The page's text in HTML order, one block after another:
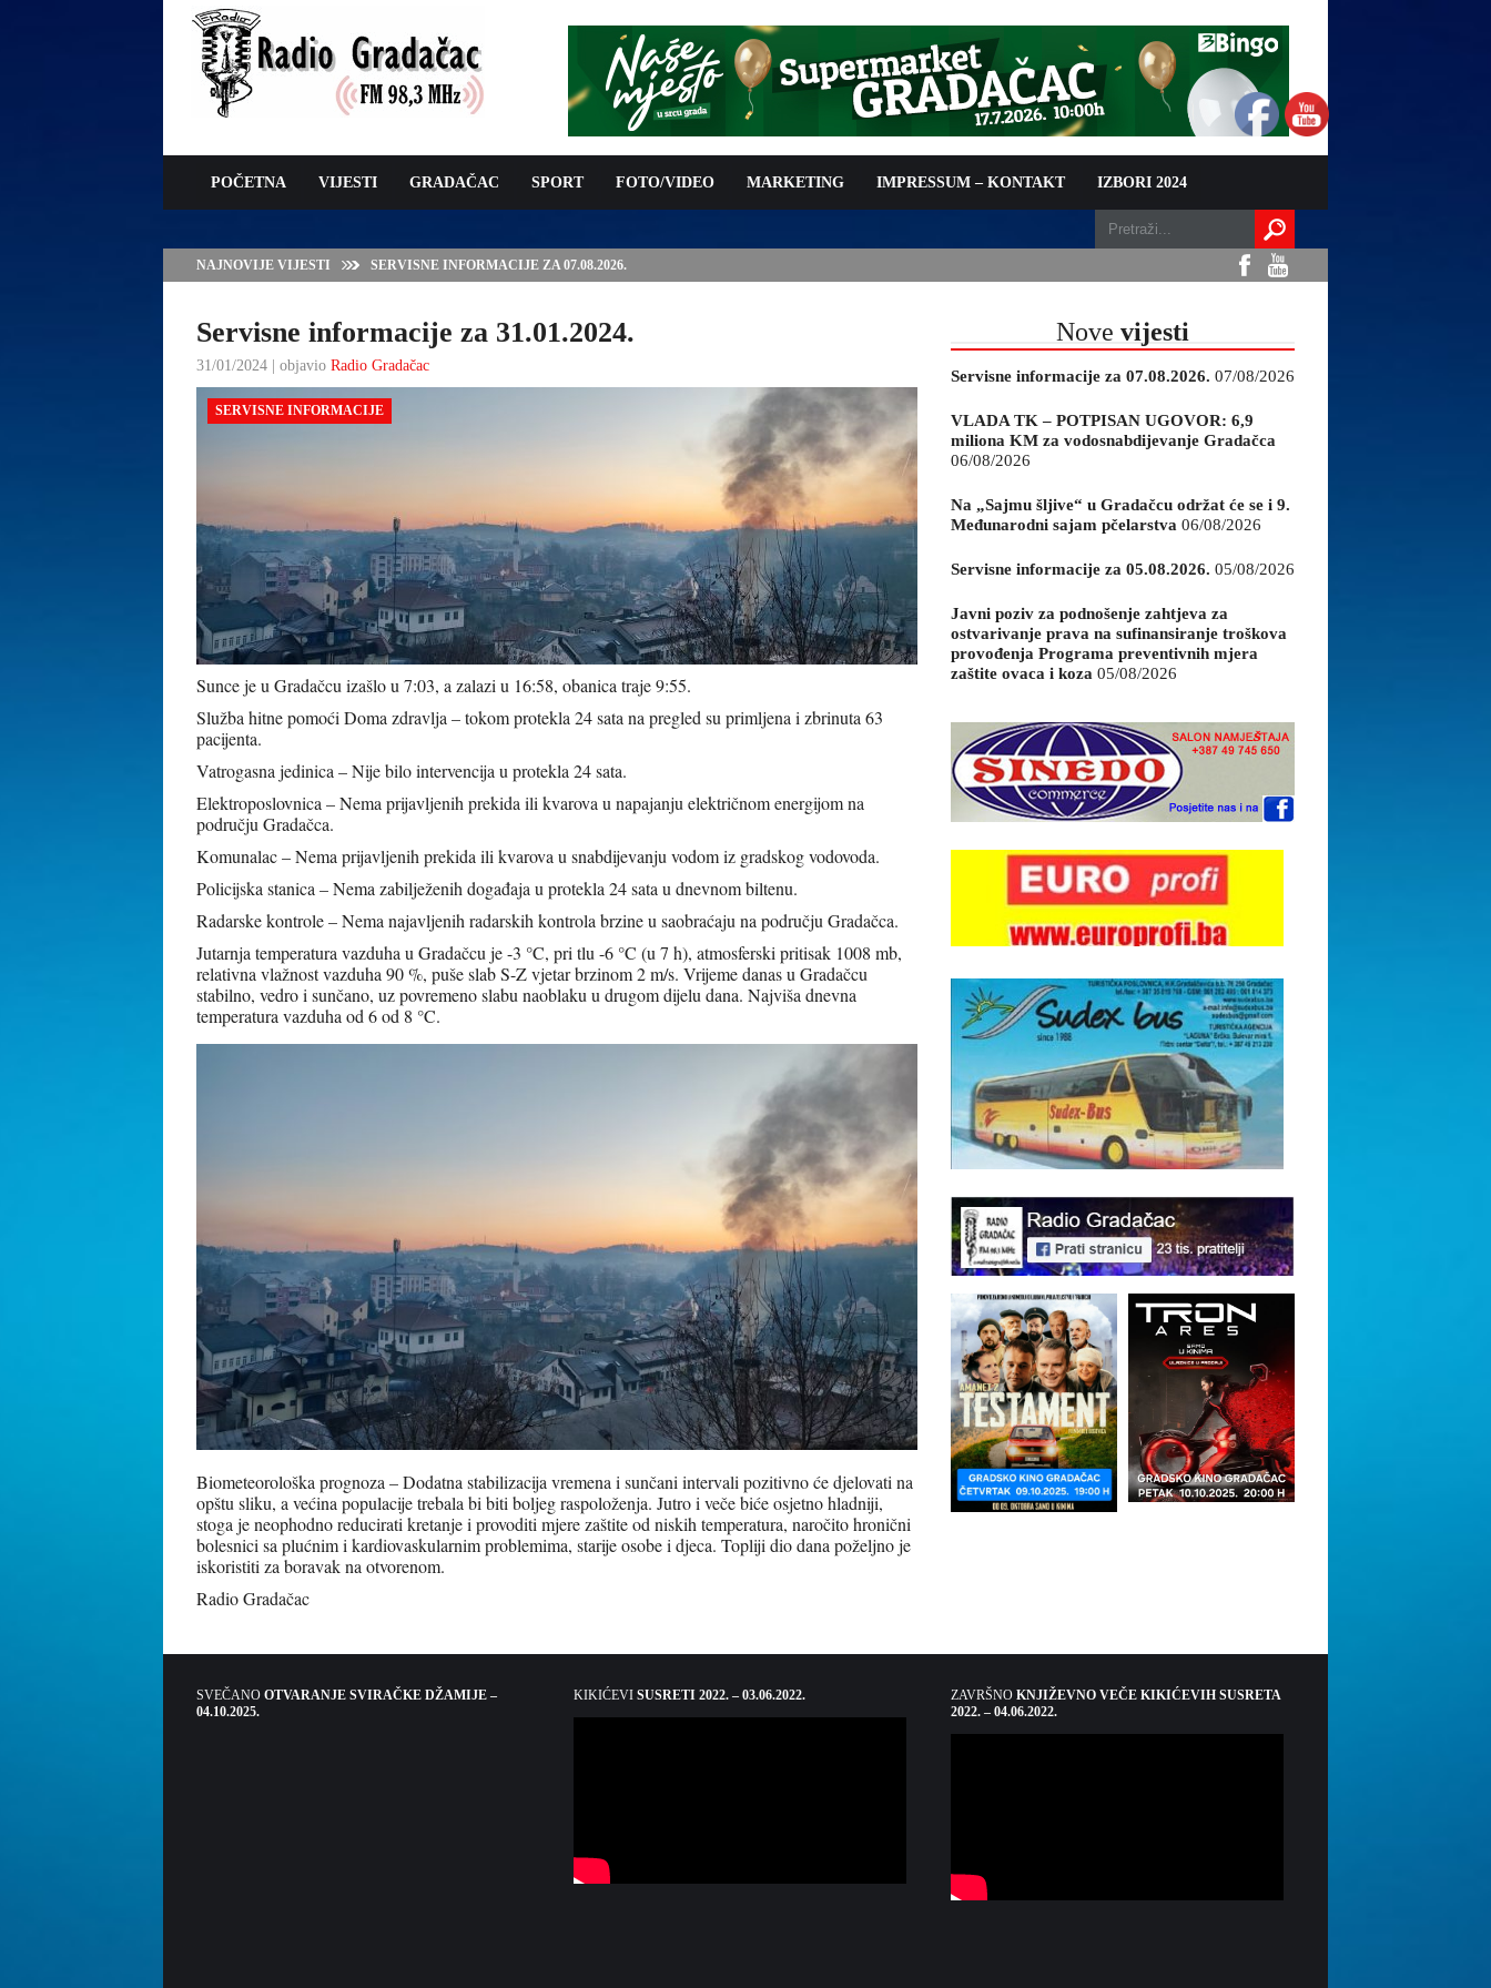
POČETNA VIJESTI GRADAČAC SPORT FOTO/VIDEO MARKETING IMPRESSUM – KONTAKT IZBORI 2024
NAJNOVIJE VIJESTI
VLADA TK – POTPISAN UGOVOR: 6,9 MILIONA KM ZA VODOSNABDIJEVANJE
GRADAČCA
Servisne informacije za 31.01.2024.
31/01/2024 | objavio Radio Gradačac
SERVISNE INFORMACIJE
Sunce je u Gradačcu izašlo u 7:03, a zalazi u 16:58, obanica traje 9:55.
Služba hitne pomoći Doma zdravlja – tokom protekla 24 sata na pregled su primljena i zbrinuta 63
pacijenta.
Vatrogasna jedinica – Nije bilo intervencija u protekla 24 sata.
Elektroposlovnica – Nema prijavljenih prekida ili kvarova u napajanju električnom energijom na
području Gradačca.
Komunalac – Nema prijavljenih prekida ili kvarova u snabdijevanju vodom iz gradskog vodovoda.
Policijska stanica – Nema zabilježenih događaja u protekla 24 sata u dnevnom biltenu.
Radarske kontrole – Nema najavljenih radarskih kontrola brzine u saobraćaju na području Gradačca.
Jutarnja temperatura vazduha u Gradačcu je -3 °C, pri tlu -6 °C (u 7 h), atmosferski pritisak 1008 mb,
relativna vlažnost vazduha 90 %, puše slab S-Z vjetar brzinom 2 m/s. Vrijeme danas u Gradačcu
stabilno, vedro i sunčano, uz povremeno slabu naoblaku u drugom dijelu dana. Najviša dnevna
temperatura vazduha od 6 od 8 °C.
Biometeorološka prognoza – Dodatna stabilizacija vremena i sunčani intervali pozitivno će djelovati na
opštu sliku, a većina populacije trebala bi biti boljeg raspoloženja. Jutro i veče biće osjetno hladniji,
stoga je neophodno reducirati kretanje i provoditi mjere zaštite od niskih temperatura, naročito hronični
bolesnici sa plućnim i kardiovaskularnim problemima, starije osobe i djeca. Topliji dio dana poželjno je
iskoristiti za boravak na otvorenom.
Radio Gradačac
Nove vijesti
Servisne informacije za 07.08.2026. 07/08/2026
VLADA TK – POTPISAN UGOVOR: 6,9
miliona KM za vodosnabdijevanje Gradačca
06/08/2026
Na „Sajmu šljive“ u Gradačcu održat će se i 9.
Međunarodni sajam pčelarstva 06/08/2026
Servisne informacije za 05.08.2026. 05/08/2026
Javni poziv za podnošenje zahtjeva za
ostvarivanje prava na sufinansiranje troškova
provođenja Programa preventivnih mjera
zaštite ovaca i koza 05/08/2026
SVEČANO OTVARANJE SVIRAČKE DŽAMIJE –
04.10.2025.
KIKIĆEVI SUSRETI 2022. – 03.06.2022. ZAVRŠNO KNJIŽEVNO VEČE KIKIĆEVIH SUSRETA
2022. – 04.06.2022.